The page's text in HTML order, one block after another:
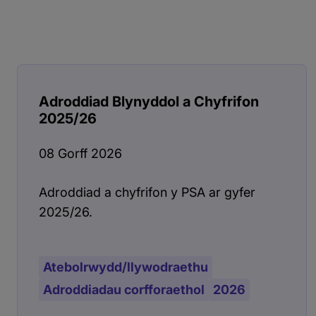
Adroddiad Blynyddol a Chyfrifon
2025/26
08 Gorff 2026
Adroddiad a chyfrifon y PSA ar gyfer
2025/26.
Atebolrwydd/llywodraethu
Adroddiadau corfforaethol
2026